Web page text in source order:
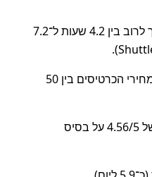
משך הנסיעה במיניבוס נמשך לרוב בין 4.2 שעות ל־7.2
ב־365 הימים האחרונים נעו מחירי הכרטיסים בין 50
נוסעים העניקו דירוג ממוצע של 4.56/5 על בסיס